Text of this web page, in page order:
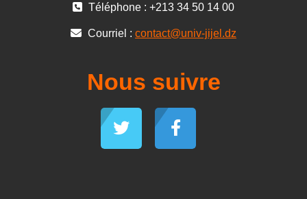
Téléphone : +213 34 50 14 00
Courriel : contact@univ-jijel.dz
Nous suivre